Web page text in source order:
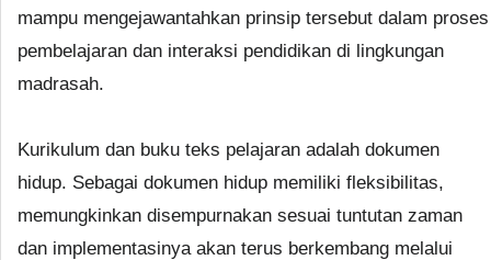
mampu mengejawantahkan prinsip tersebut dalam proses
pembelajaran dan interaksi pendidikan di lingkungan
madrasah.
Kurikulum dan buku teks pelajaran adalah dokumen
hidup. Sebagai dokumen hidup memiliki fleksibilitas,
memungkinkan disempurnakan sesuai tuntutan zaman
dan implementasinya akan terus berkembang melalui